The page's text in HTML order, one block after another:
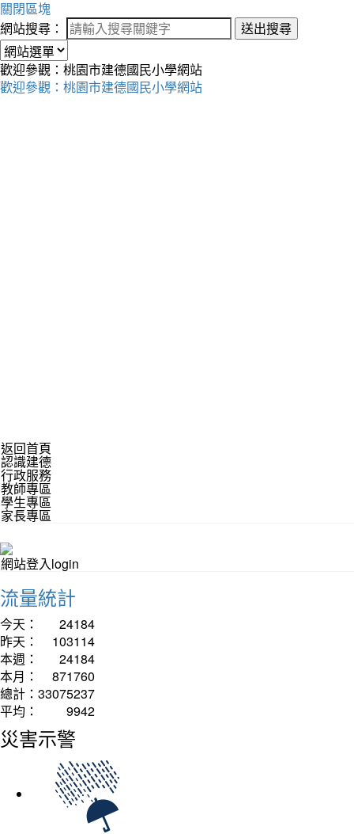
關閉區塊
網站搜尋：
送出搜尋
歡迎參觀：桃園市建德國民小學網站
歡迎參觀：桃園市建德國民小學網站
返回首頁
認識建德
行政服務
教師專區
學生專區
家長專區
網站登入login
流量統計
今天：
24184
昨天：
103114
本週：
24184
本月：
871760
總計： 33075237
平均：
9942
災害示警